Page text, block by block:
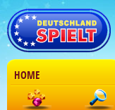
HOME